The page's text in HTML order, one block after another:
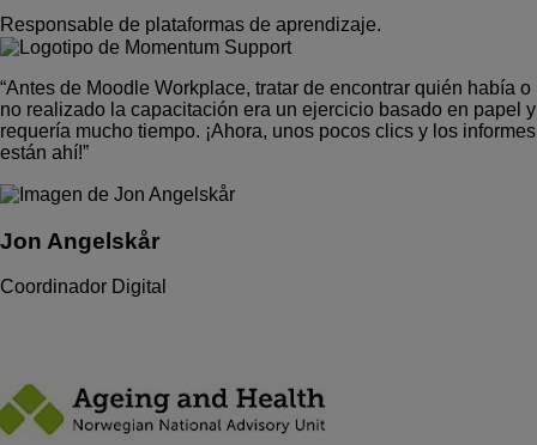
Responsable de plataformas de aprendizaje.
“Antes de Moodle Workplace, tratar de encontrar quién había o
no realizado la capacitación era un ejercicio basado en papel y
requería mucho tiempo. ¡Ahora, unos pocos clics y los informes
están ahí!”
Jon Angelskår
Coordinador Digital